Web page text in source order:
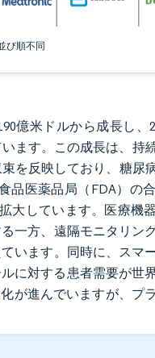
び順不同
億米ドルから成長し、
ます。この成長は、持
を反映しており、糖尿
医薬品局（FDA）の
大しています。医療機
一方、遠隔モニタリン
います。同時に、スマ
対する患者需要が世
が進んでいますが、プ